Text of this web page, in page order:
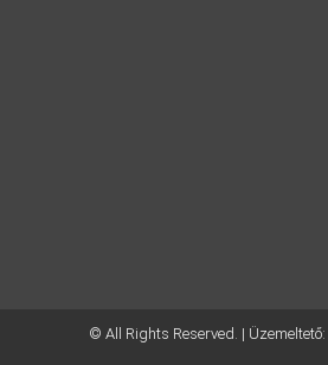
© All Rights Reserved. | Üzemeltető: